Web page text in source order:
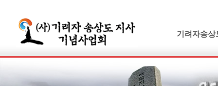
기려자송상
연보 및 가계